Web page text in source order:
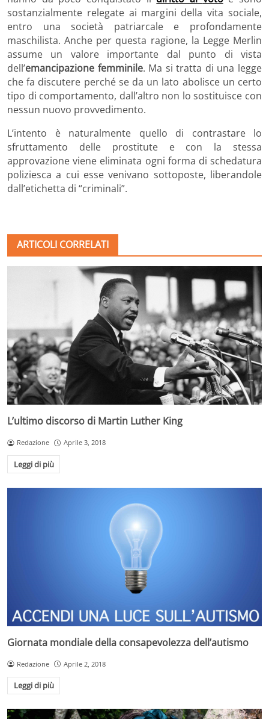
sostanzialmente relegate ai margini della vita sociale,
entro una società patriarcale e profondamente
maschilista. Anche per questa ragione, la Legge Merlin
assume un valore importante dal punto di vista
dell’emancipazione femminile. Ma si tratta di una legge
che fa discutere perché se da un lato abolisce un certo
tipo di comportamento, dall’altro non lo sostituisce con
nessun nuovo provvedimento.
L’intento è naturalmente quello di contrastare lo
sfruttamento delle prostitute e con la stessa
approvazione viene eliminata ogni forma di schedatura
poliziesca a cui esse venivano sottoposte, liberandole
dall’etichetta di “criminali”.
ARTICOLI CORRELATI
L’ultimo discorso di Martin Luther King
Redazione Aprile 3, 2018
Leggi di più
Giornata mondiale della consapevolezza dell’autismo
Redazione Aprile 2, 2018
Leggi di più